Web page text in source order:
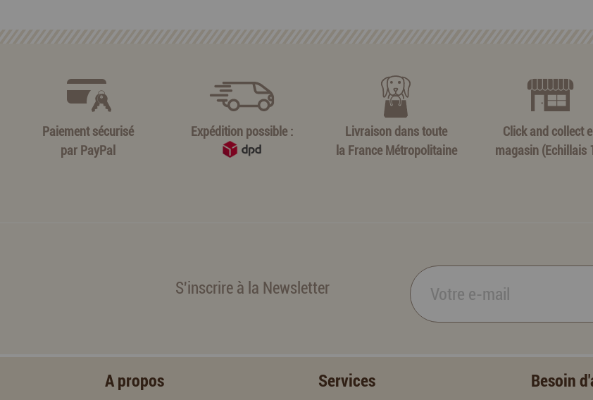
Paiement sécurisé
par PayPal
Expédition possible :
Livraison dans toute
la France Métropolitaine
Click and collect
magasin (Echillais
S'inscrire à la Newsletter
A propos Services Besoin